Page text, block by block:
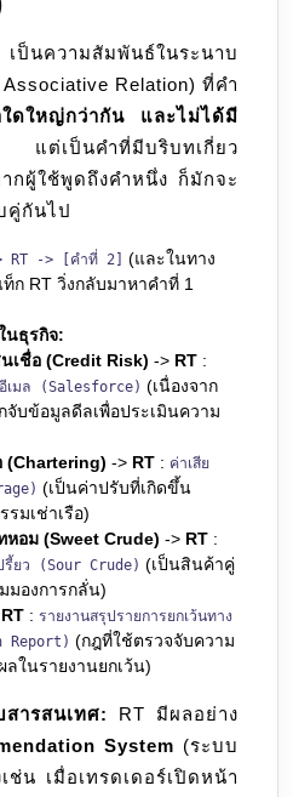
เป็นความสัมพันธ์ในระนาบ
Relation) ที่คำ
ดใหญ่กว่ากัน และไม่ได้มี
ต่เป็นคำที่มีบริบทเกี่ยว
กผู้ใช้พูดถึงคำหนึ่ง ก็มักจะ
คู่กันไป
RT -> [คำที่ 2]
(และในทาง
ก RT วิ่งกลับมาหาคำที่ 1
นธุรกิจ:
เชื่อ (Credit Risk) -> RT :
อีเมล (Salesforce) (เนื่องจาก
บข้อมูลดีลเพื่อประเมินความ
(Chartering) -> RT : ค่าเสีย
(เป็นค่าปรับที่เกิดขึ้น
รมเช่าเรือ)
อม (Sweet Crude) -> RT :
รี้ยว (Sour Crude) (เป็นสินค้าคู่
มองการกลั่น)
RT : รายงานสรุปรายการยกเว้นทาง
Report) (กฎที่ใช้ตรวจจับความ
ในรายงานยกเว้น)
ารสนเทศ:
RT มีผลอย่าง
System (ระบบ
น เมื่อเทรดเดอร์เปิดหน้า